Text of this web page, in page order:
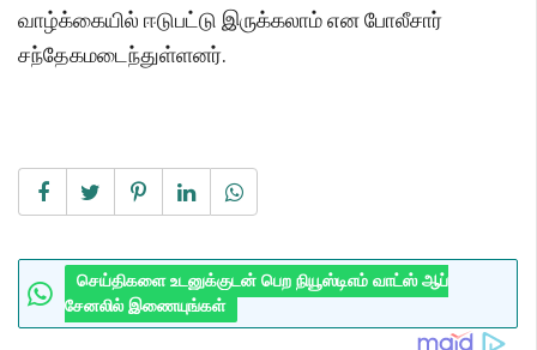
வாழ்க்கையில் ஈடுபட்டு இருக்கலாம் என போலீசார்
சந்தேகமடைந்துள்ளனர்.
செய்திகளை உடனுக்குடன் பெற நியூஸ்டிஎம் வாட்ஸ் ஆப்
சேனலில் இணையுங்கள்